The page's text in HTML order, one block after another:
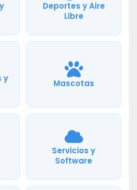
Deportes y Aire
Libre
y
Mascotas
Servicios y
Software